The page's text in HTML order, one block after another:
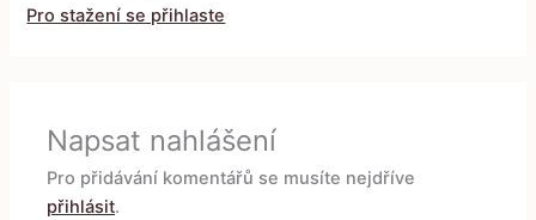
Pro stažení se přihlaste
Napsat nahlášení
Pro přidávání komentářů se musíte nejdříve
přihlásit.